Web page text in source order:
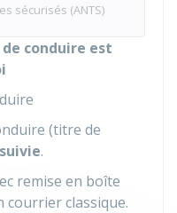
sécurisés (ANTS)
conduire est
(titre de
.
remise en boîte
classique.